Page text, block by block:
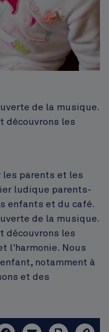
de la musique.
découvrons les
les parents et les
ludique parents-
enfants et du café.
de la musique.
découvrons les
l'harmonie. Nous
notamment à
et des